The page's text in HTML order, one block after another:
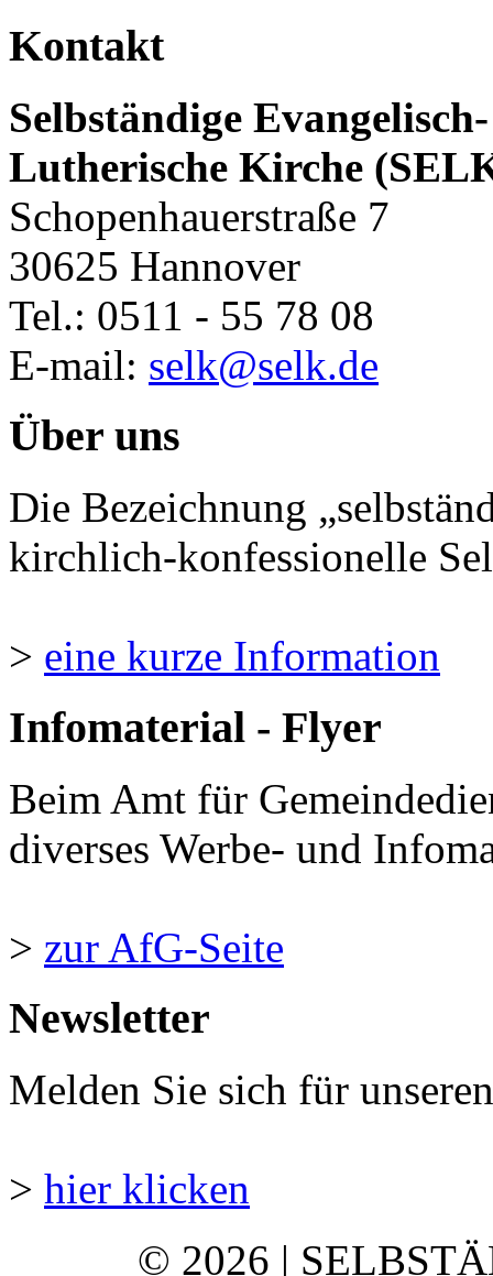
Kontakt
Selbständige Evangelisch-
Lutherische Kirche
Schopenhauerstraße 7
30625 Hannover
Tel.: 0511 - 55 78 08
E-mail: selk@selk.de
Über uns
Die Bezeichnung
kirchlich-konfessionelle
> eine kurze Information
Infomaterial - Flyer
Beim Amt für
diverses Werbe- und
> zur AfG-Seite
Newsletter
Melden Sie sich für
> hier klicken
© 2026 |